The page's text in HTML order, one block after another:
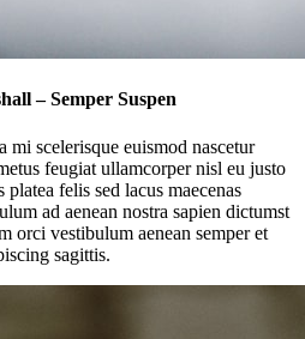
– Semper Suspen
scelerisque euismod nascetur
feugiat ullamcorper nisl eu justo
felis sed lacus maecenas
ad aenean nostra sapien dictumst
orci vestibulum aenean semper et
sagittis.